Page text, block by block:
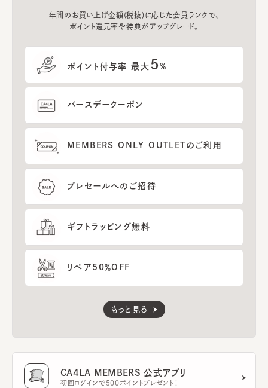
年間のお買い上げ金額(税抜)に応じた会員ランクで、
ポイント還元率や特典がアップグレード。
ポイント付与率 最大 5%
バースデークーポン
MEMBERS ONLY OUTLETのご利用
プレセールへのご招待
ギフトラッピング無料
リペア50％OFF
もっと見る
CA4LA MEMBERS 公式アプリ
初回ログインで500ポイントプレゼント！